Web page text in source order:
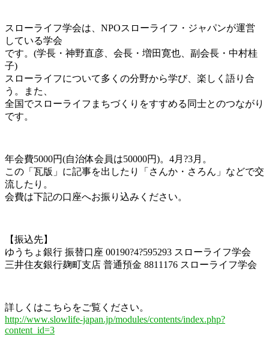
スローライフ学会は、NPOスローライフ・ジャパンが運営
している学会
です。(学長・神野直彦、会長・増田寛也、副会長・中村桂
子)
スローライフについて多くの分野から学び、楽しく語り合
う。また、
全国でスローライフまちづくりをすすめる同士とのつながり
です。
年会費5000円(自治体会員は50000円)。4月?3月。
この「瓦版」に記事を出したり「さんか・さろん」などで交
流したり。
会費は下記の口座へお振り込みください。
【振込先】
ゆうちょ銀行 振替口座 00190?4?595293 スローライフ学会
三井住友銀行麹町支店 普通預金 8811176 スローライフ学会
詳しくはこちらをご覧ください。
http://www.slowlife-japan.jp/modules/contents/index.php?
content_id=3